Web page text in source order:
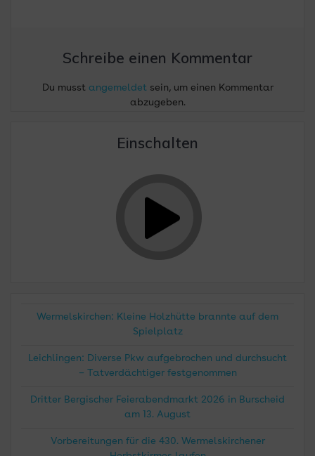
Schreibe einen Kommentar
Du musst angemeldetsein, um einen Kommentar
abzugeben.
Einschalten
Wermelskirchen: Kleine Holzhütte brannte auf dem
Spielplatz
Leichlingen: Diverse Pkw aufgebrochen und durchsucht
– Tatverdächtiger festgenommen
Dritter Bergischer Feierabendmarkt 2026 in Burscheid
am 13. August
Vorbereitungen für die 430. Wermelskirchener